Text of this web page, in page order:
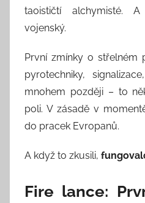
taoističtí alchymisté.
vojenský.
První zmínky o střelném
pyrotechniky,
mnohem později – to
poli. V zásadě v
do pracek Evropanů.
A když to zkusili,
Fire lance: